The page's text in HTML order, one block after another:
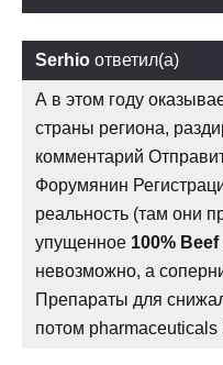
Serhio ответил(а)
А в этом году
страны региона,
комментарий
Форумянин
реальность (там они
упущенное 100%
невозможно, а
Препараты для
потом pharmaceuticals